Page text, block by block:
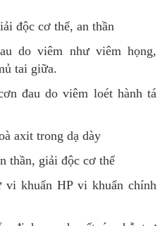
độc cơ thể, an thần
do viêm như viêm họng,
tai giữa.
đau do viêm loét hành tá
axit trong dạ dày
thần, giải độc cơ thể
khuẩn HP vi khuẩn chính